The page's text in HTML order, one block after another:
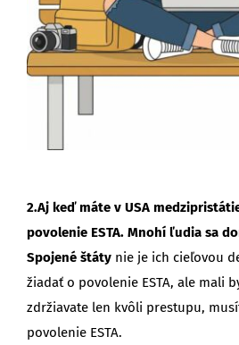
2.Aj keď máte v USA
povolenie ESTA. Mnohí ľudia sa
Spojené štátynie je ich cieľovou
žiadať o povolenie ESTA, ale mali
zdržiavate len kvôli prestupu,
povolenie ESTA.